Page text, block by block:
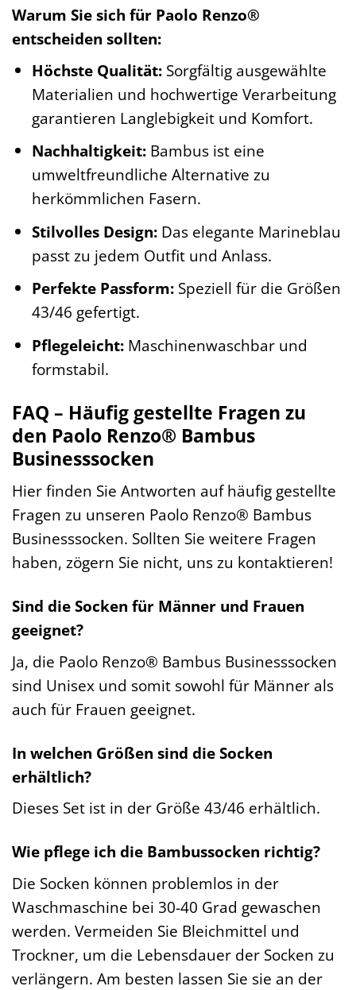
Warum Sie sich für Paolo Renzo®
entscheiden sollten:
Höchste Qualität:Sorgfältig ausgewählte
Materialien und hochwertige Verarbeitung
garantieren Langlebigkeit und Komfort.
Nachhaltigkeit:Bambus ist eine
umweltfreundliche Alternative zu
herkömmlichen Fasern.
Stilvolles Design:Das elegante Marineblau
passt zu jedem Outfit und Anlass.
Perfekte Passform:Speziell für die Größen
43/46 gefertigt.
Pflegeleicht:Maschinenwaschbar und
formstabil.
FAQ – Häufig gestellte Fragen zu
den Paolo Renzo® Bambus
Businesssocken
Hier finden Sie Antworten auf häufig gestellte
Fragen zu unseren Paolo Renzo® Bambus
Businesssocken. Sollten Sie weitere Fragen
haben, zögern Sie nicht, uns zu kontaktieren!
Sind die Socken für Männer und Frauen
geeignet?
Ja, die Paolo Renzo® Bambus Businesssocken
sind Unisex und somit sowohl für Männer als
auch für Frauen geeignet.
In welchen Größen sind die Socken
erhältlich?
Dieses Set ist in der Größe 43/46 erhältlich.
Wie pflege ich die Bambussocken richtig?
Die Socken können problemlos in der
Waschmaschine bei 30-40 Grad gewaschen
werden. Vermeiden Sie Bleichmittel und
Trockner, um die Lebensdauer der Socken zu
verlängern. Am besten lassen Sie sie an der